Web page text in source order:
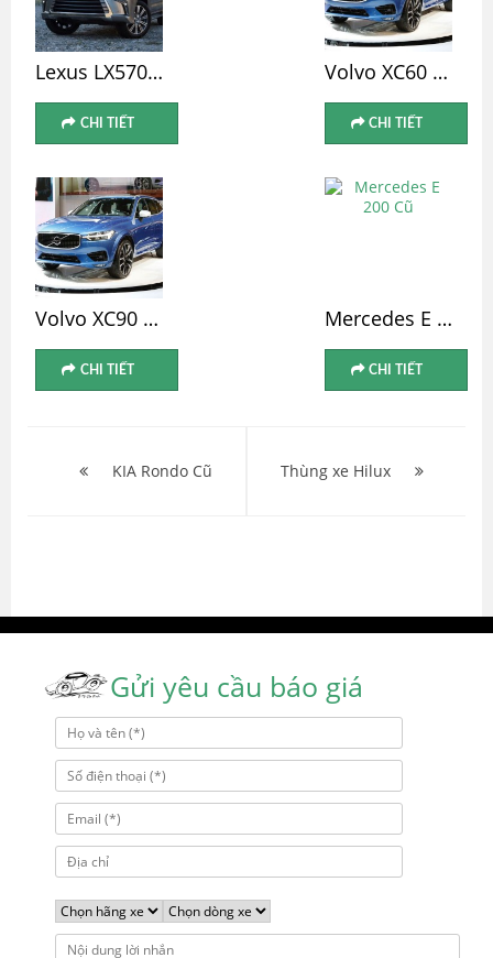
Lexus LX570 Cũ
CHI TIẾT
Volvo XC60 Cũ
CHI TIẾT
Volvo XC90 Cũ
CHI TIẾT
Mercedes E 200 Cũ
CHI TIẾT
hướngKIA Rondo Cũ Thùng xe Hilux
Gửi yêu cầu báo giá